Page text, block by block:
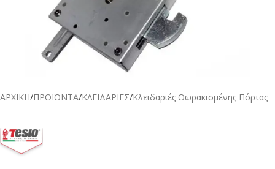
ΑΡΧΙΚΗ/ΠΡΟΪΟΝΤΑ/ΚΛΕΙΔΑΡΙΕΣ/Κλειδαριές Θωρακισμένης Πόρτας